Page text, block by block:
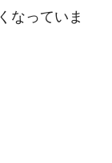
なっていま